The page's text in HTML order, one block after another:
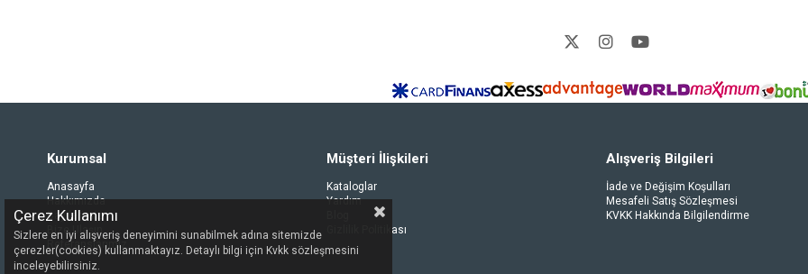
Kurumsal
Anasayfa
Hakkımızda
Bayilerimiz
Bize Ulaşın
Referanslarımız
Müşteri İlişkileri
Kataloglar
Yardım
Gizlilik Politikası
Alışveriş Bilgileri
İade ve Değişim Koşulları
Mesafeli Satış Sözleşmesi
KVKK Hakkında Bilgilendirme
Çerez Kullanımı
Sizlere en iyi alışveriş deneyimini sunabilmek adına sitemizde
çerezler(cookies) kullanmaktayız. Detaylı bilgi için Kvkk sözleşmesini
inceleyebilirsiniz.